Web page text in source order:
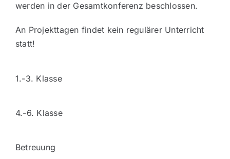
werden in der Gesamtkonferenz beschlossen.
An Projekttagen findet kein regulärer Unterricht
statt!
1.-3. Klasse
4.-6. Klasse
Betreuung